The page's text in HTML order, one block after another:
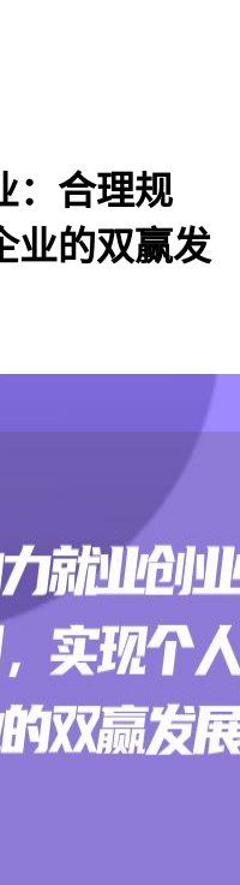
：合理规
业的双赢发